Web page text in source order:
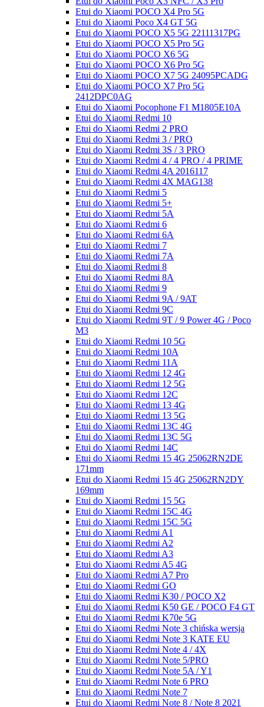
Etui do Xiaomi POCO X4 Pro 5G
Etui do Xiaomi Poco X4 GT 5G
Etui do Xiaomi POCO X5 5G 22111317PG
Etui do Xiaomi POCO X5 Pro 5G
Etui do Xiaomi POCO X6 5G
Etui do Xiaomi POCO X6 Pro 5G
Etui do Xiaomi POCO X7 5G 24095PCADG
Etui do Xiaomi POCO X7 Pro 5G
2412DPC0AG
Etui do Xiaomi Pocophone F1 M1805E10A
Etui do Xiaomi Redmi 10
Etui do Xiaomi Redmi 2 PRO
Etui do Xiaomi Redmi 3 / PRO
Etui do Xiaomi Redmi 3S / 3 PRO
Etui do Xiaomi Redmi 4 / 4 PRO / 4 PRIME
Etui do Xiaomi Redmi 4A 2016117
Etui do Xiaomi Redmi 4X MAG138
Etui do Xiaomi Redmi 5
Etui do Xiaomi Redmi 5+
Etui do Xiaomi Redmi 5A
Etui do Xiaomi Redmi 6
Etui do Xiaomi Redmi 6A
Etui do Xiaomi Redmi 7
Etui do Xiaomi Redmi 7A
Etui do Xiaomi Redmi 8
Etui do Xiaomi Redmi 8A
Etui do Xiaomi Redmi 9
Etui do Xiaomi Redmi 9A / 9AT
Etui do Xiaomi Redmi 9C
Etui do Xiaomi Redmi 9T / 9 Power 4G / Poco
M3
Etui do Xiaomi Redmi 10 5G
Etui do Xiaomi Redmi 10A
Etui do Xiaomi Redmi 11A
Etui do Xiaomi Redmi 12 4G
Etui do Xiaomi Redmi 12 5G
Etui do Xiaomi Redmi 12C
Etui do Xiaomi Redmi 13 4G
Etui do Xiaomi Redmi 13 5G
Etui do Xiaomi Redmi 13C 4G
Etui do Xiaomi Redmi 13C 5G
Etui do Xiaomi Redmi 14C
Etui do Xiaomi Redmi 15 4G 25062RN2DE
171mm
Etui do Xiaomi Redmi 15 4G 25062RN2DY
169mm
Etui do Xiaomi Redmi 15 5G
Etui do Xiaomi Redmi 15C 4G
Etui do Xiaomi Redmi 15C 5G
Etui do Xiaomi Redmi A1
Etui do Xiaomi Redmi A2
Etui do Xiaomi Redmi A3
Etui do Xiaomi Redmi A5 4G
Etui do Xiaomi Redmi A7 Pro
Etui do Xiaomi Redmi GO
Etui do Xiaomi Redmi K30 / POCO X2
Etui do Xiaomi Redmi K50 GE / POCO F4 GT
Etui do Xiaomi Redmi K70e 5G
Etui do Xiaomi Redmi Note 3 chińska wersja
Etui do Xiaomi Redmi Note 3 KATE EU
Etui do Xiaomi Redmi Note 4 / 4X
Etui do Xiaomi Redmi Note 5/PRO
Etui do Xiaomi Redmi Note 5A / Y1
Etui do Xiaomi Redmi Note 6 PRO
Etui do Xiaomi Redmi Note 7
Etui do Xiaomi Redmi Note 8 / Note 8 2021